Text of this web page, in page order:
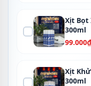
Xịt Bọt
300ml
99.000₫
Xịt
300ml